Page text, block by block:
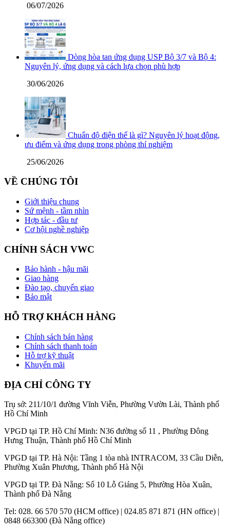
06/07/2026
Dòng hòa tan ứng dụng USP Bộ 3/7 và Bộ 4:
Nguyên lý, ứng dụng và cách lựa chọn phù hợp
30/06/2026
Chuẩn độ điện thế là gì? Nguyên lý hoạt động,
ưu điểm và ứng dụng trong phòng thí nghiệm
25/06/2026
VỀ CHÚNG TÔI
Giới thiệu chung
Sứ mệnh - tầm nhìn
Hợp tác - đầu tư
Cơ hội nghề nghiệp
CHÍNH SÁCH VWC
Bảo hành - hậu mãi
Giao hàng
Đào tạo, chuyển giao
Bảo mật
HỖ TRỢ KHÁCH HÀNG
Chính sách bán hàng
Chính sách thanh toán
Hỗ trợ kỹ thuật
Khuyến mãi
ĐỊA CHỈ CÔNG TY
Trụ sở: 211/10/1 đường Vĩnh Viễn, Phường Vườn Lài, Thành phố
Hồ Chí Minh
VPGD tại TP. Hồ Chí Minh: N36 đường số 11 , Phường Đông
Hưng Thuận, Thành phố Hồ Chí Minh
VPGD tại TP. Hà Nội: Tầng 1 tòa nhà INTRACOM, 33 Cầu Diễn,
Phường Xuân Phương, Thành phố Hà Nội
VPGD tại TP. Đà Nẵng: Số 10 Lỗ Giáng 5, Phường Hòa Xuân,
Thành phố Đà Nẵng
Tel: 028. 66 570 570 (HCM office) | 024.85 871 871 (HN office) |
0848 663300 (Đà Nẵng office)